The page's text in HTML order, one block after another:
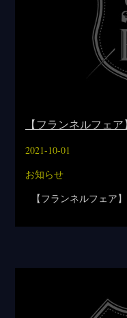
【フランネルフェ
2021-10-01
お知らせ
【フランネルフェア